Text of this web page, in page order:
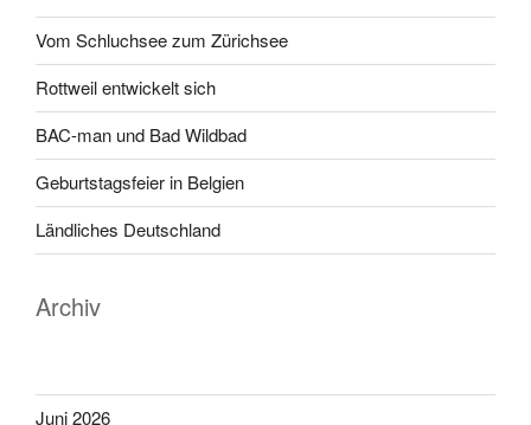
Vom Schluchsee zum Zürichsee
Rottweil entwickelt sich
BAC-man und Bad Wildbad
Geburtstagsfeier in Belgien
Ländliches Deutschland
Archiv
Juni 2026